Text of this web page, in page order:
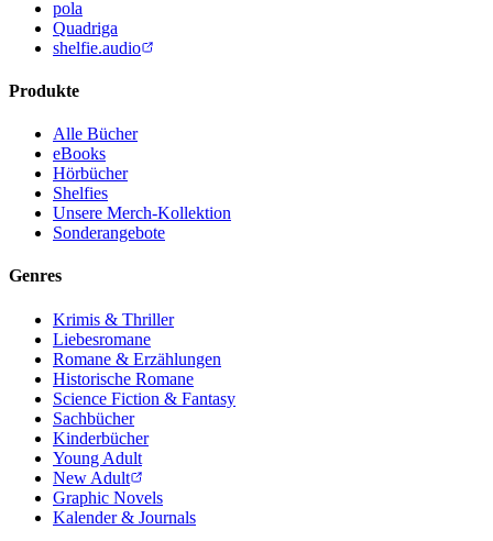
pola
Quadriga
shelfie.audio
Produkte
Alle Bücher
eBooks
Hörbücher
Shelfies
Unsere Merch-Kollektion
Sonderangebote
Genres
Krimis & Thriller
Liebesromane
Romane & Erzählungen
Historische Romane
Science Fiction & Fantasy
Sachbücher
Kinderbücher
Young Adult
New Adult
Graphic Novels
Kalender & Journals